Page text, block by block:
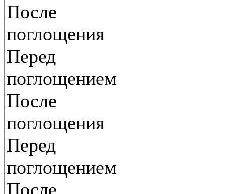
После
поглощения
Перед
поглощением
После
поглощения
Перед
поглощением
После